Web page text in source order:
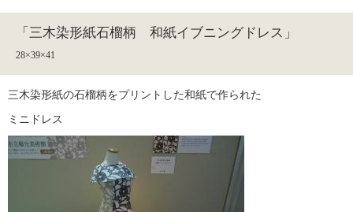
「三木染形紙石榴柄 和紙イブニングドレス」
28×39×41
三木染形紙の石榴柄をプリントした和紙で作られた
ミニドレス